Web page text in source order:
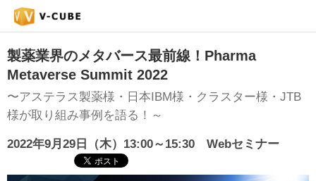
製薬業界のメタバース最前線！Pharma
Metaverse Summit 2022
〜アステラス製薬様・日本IBM様・クラスター様・JTB
様が取り組み事例を語る！～
2022年9月29日（木） 13:00～15:30 Webセミナー